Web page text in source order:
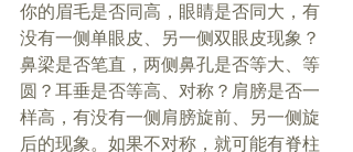
你的眉毛是否同高，眼睛是否同大，有
没有一侧单眼皮、另一侧双眼皮现象？
鼻梁是否笔直，两侧鼻孔是否等大、等
圆？耳垂是否等高、对称？肩膀是否一
样高，有没有一侧肩膀旋前、另一侧旋
后的现象。如果不对称，就可能有脊柱